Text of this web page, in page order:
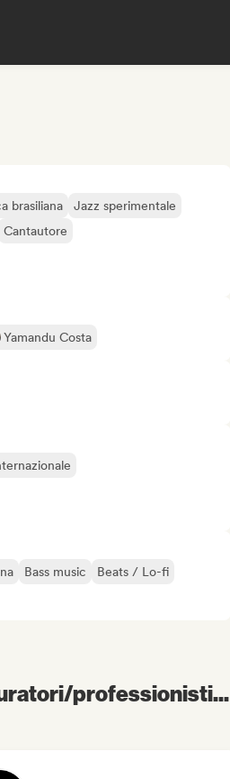
brasiliana
Jazz sperimentale
Cantautore
Yamandu Costa
Bass music
Beats / Lo-fi
professionisti...